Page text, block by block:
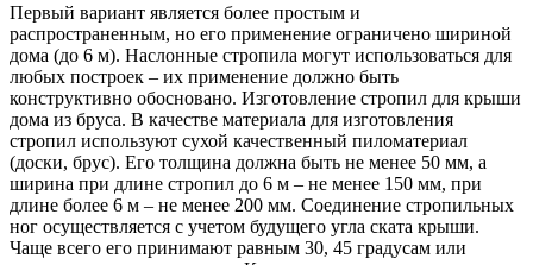
Первый вариант является более простым и
распространенным, но его применение ограничено шириной
дома (до 6 м). Наслонные стропила могут использоваться для
любых построек – их применение должно быть
конструктивно обосновано. Изготовление стропил для крыши
дома из бруса. В качестве материала для изготовления
стропил используют сухой качественный пиломатериал
(доски, брус). Его толщина должна быть не менее 50 мм, а
ширина при длине стропил до 6 м – не менее 150 мм, при
длине более 6 м – не менее 200 мм. Соединение стропильных
ног осуществляется с учетом будущего угла ската крыши.
Чаще всего его принимают равным 30, 45 градусам или